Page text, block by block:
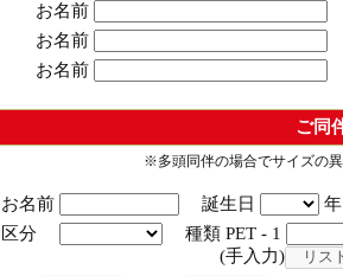
お名前
お名前
お名前
ご同
※多頭同伴の場合でサイズの
お名前 誕生日
区分
種類 PET - 1
(手入力)